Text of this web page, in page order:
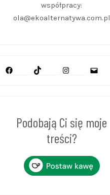
współpracy:
ola@ekoalternatywa.com.pl
Facebook
TikTok
Instagram
Mail
Podobają Ci się moje
treści?